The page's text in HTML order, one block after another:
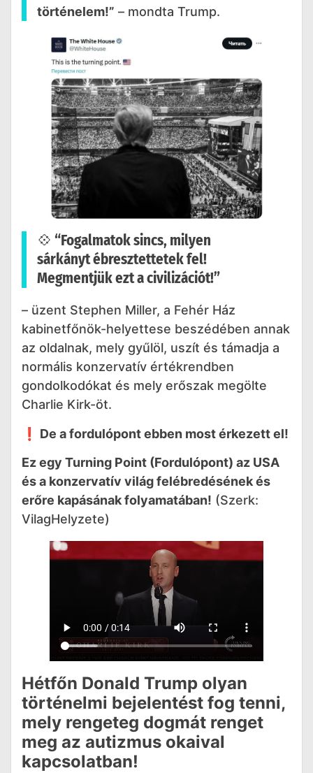
történelem!” – mondta Trump.
💠 “Fogalmatok sincs, milyen
sárkányt ébresztettetek fel!
Megmentjük ezt a civilizációt!”
– üzent Stephen Miller, a Fehér Ház
kabinetfőnök-helyettese beszédében annak
az oldalnak, mely gyűlöl, uszít és támadja a
normális konzervatív értékrendben
gondolkodókat és mely erőszak megölte
Charlie Kirk-öt.
❗️ De a fordulópont ebben most érkezett el!
Ez egy Turning Point (Fordulópont) az USA
és a konzervatív világ felébredésének és
erőre kapásának folyamatában! (Szerk:
VilagHelyzete)
Hétfőn Donald Trump olyan
történelmi bejelentést fog tenni,
mely rengeteg dogmát renget
meg az autizmus okaival
kapcsolatban!